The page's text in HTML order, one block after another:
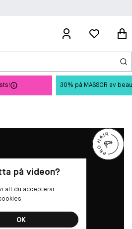
30% på MASSOR av
på videon?
att du accepterar
OK